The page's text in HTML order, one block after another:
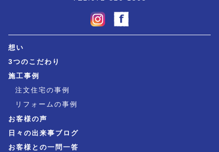
想い
3つのこだわり
施工事例
注文住宅の事例
リフォームの事例
お客様の声
日々の出来事ブログ
お客様との一問一答